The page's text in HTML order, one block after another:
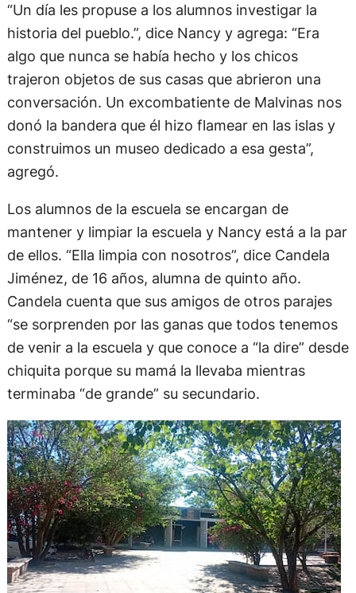
“Un día les propuse a los alumnos investigar la
historia del pueblo.”, dice Nancy y agrega: “Era
algo que nunca se había hecho y los chicos
trajeron objetos de sus casas que abrieron una
conversación. Un excombatiente de Malvinas nos
donó la bandera que él hizo flamear en las islas y
construimos un museo dedicado a esa gesta”,
agregó.
Los alumnos de la escuela se encargan de
mantener y limpiar la escuela y Nancy está a la par
de ellos. “Ella limpia con nosotros”, dice Candela
Jiménez, de 16 años, alumna de quinto año.
Candela cuenta que sus amigos de otros parajes
“se sorprenden por las ganas que todos tenemos
de venir a la escuela y que conoce a “la dire” desde
chiquita porque su mamá la llevaba mientras
terminaba “de grande” su secundario.